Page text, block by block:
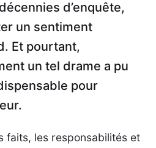
d’enquête,
un sentiment
Et pourtant,
un tel drame a pu
pour
faits, les responsabilités et